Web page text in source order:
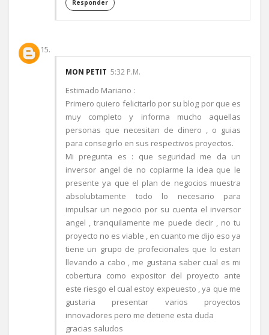
Responder
MON PETIT 5:32 P.M.
Estimado Mariano :
Primero quiero felicitarlo por su blog por que es
muy completo y informa mucho aquellas
personas que necesitan de dinero , o guias
para consegirlo en sus respectivos proyectos.
Mi pregunta es : que seguridad me da un
inversor angel de no copiarme la idea que le
presente ya que el plan de negocios muestra
absolubtamente todo lo necesario para
impulsar un negocio por su cuenta el inversor
angel , tranquilamente me puede decir , no tu
proyecto no es viable , en cuanto me dijo eso ya
tiene un grupo de profecionales que lo estan
llevando a cabo , me gustaria saber cual es mi
cobertura como expositor del proyecto ante
este riesgo el cual estoy expeuesto , ya que me
gustaria presentar varios proyectos
innovadores pero me detiene esta duda
gracias saludos